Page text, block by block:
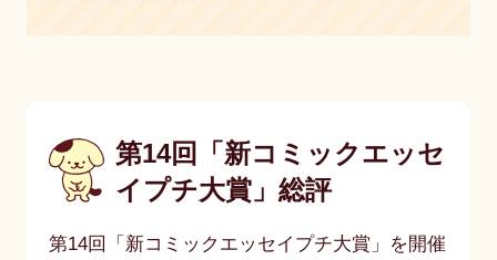
第14回「新コミックエッセ
イプチ大賞」総評
第14回「新コミックエッセイプチ大賞」を開催